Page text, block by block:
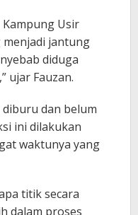
Usir
menjadi jantung
diduga
ujar Fauzan.
dan belum
ini dilakukan
waktunya yang
titik secara
dalam proses